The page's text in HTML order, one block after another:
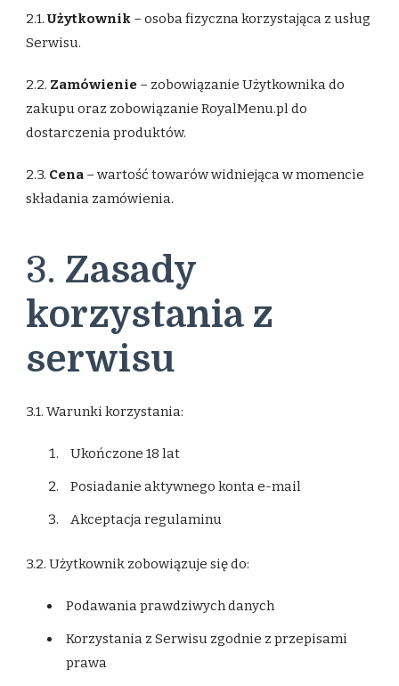
2.1.Użytkownik – osoba fizyczna korzystająca z usług
Serwisu.
2.2. Zamówienie – zobowiązanie Użytkownika do
zakupu oraz zobowiązanie RoyalMenu.pl do
dostarczenia produktów.
2.3. Cena – wartość towarów widniejąca w momencie
składania zamówienia.
3. Zasady
korzystania z
serwisu
3.1. Warunki korzystania:
Ukończone 18 lat
Posiadanie aktywnego konta e-mail
Akceptacja regulaminu
3.2. Użytkownik zobowiązuje się do:
Podawania prawdziwych danych
Korzystania z Serwisu zgodnie z przepisami
prawa